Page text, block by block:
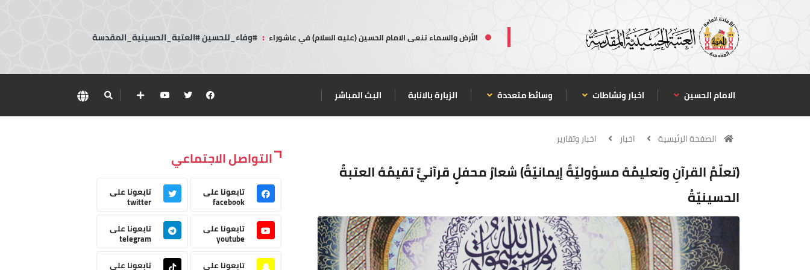
الأرض والسماء تنعى الامام الحسين (عليه السلام) في عاشوراء : #وفاء_للحسين #العتبة_الحسينية_المقدسة
الامام الحسين اخبار ونشاطات وسائط متعددة الزيارة بالانابة البث المباشر
الصفحة الرئيسية اخبار اخبار وتقارير
(تعلّمُ القرآنِ وتعليمُهُ مسؤوليّةٌ إيمانيّةٌ) شعارُ محفلٍ قرآنيٍّ تقيمُهُ العتبةُ
الحسينيّةُ
التواصل الاجتماعي
تابعونا على
facebook
تابعونا على
twitter
تابعونا على
youtube
تابعونا على
telegram
تابعونا على
تابعونا على